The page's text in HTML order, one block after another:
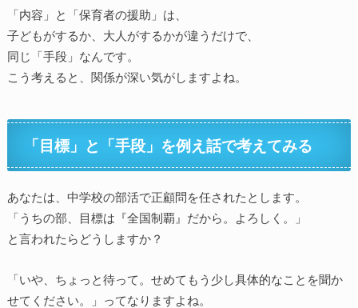
「内容」と「保育者の援助」は、
子どもがするか、大人がするかが違うだけで、
同じ「手段」なんです。
こう考えると、関係が深い気がしますよね。
「目標」と「手段」を例え話で考えてみる
あなたは、中学校の部活で正顧問を任されたとします。
「うちの部、目標は『全国制覇』だから。よろしく。」
と言われたらどうしますか？
「いや、ちょっと待って。せめてもう少し具体的なことを聞か
せてください。」ってなりますよね。